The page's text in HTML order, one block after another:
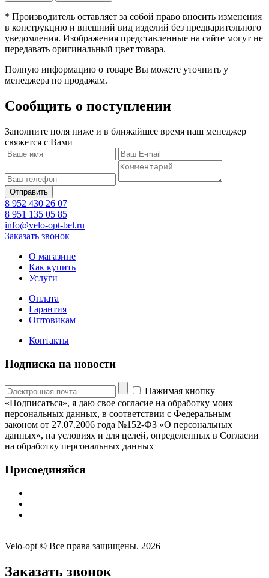
* Производитель оставляет за собой право вносить изменения
в конструкцию и внешний вид изделий без предварительного
уведомления. Изображения представленные на сайте могут не
передавать оригинальный цвет товара.
Полную информацию о товаре Вы можете уточнить у
менеджера по продажам.
Сообщить о поступлении
Заполните поля ниже и в ближайшее время наш менеджер
свяжется с Вами
8 952 430 26 07
8 951 135 05 85
info@velo-opt-bel.ru
Заказать звонок
О магазине
Как купить
Услуги
Оплата
Гарантия
Оптовикам
Контакты
Подписка на новости
Нажимая кнопку
«Подписаться», я даю свое согласие на обработку моих
персональных данных, в соответствии с Федеральным
законом от 27.07.2006 года №152-ФЗ «О персональных
данных», на условиях и для целей, определенных в Согласии
на обработку персональных данных
Присоединяйся
Velo-opt © Все права защищены. 2026
Заказать звонок